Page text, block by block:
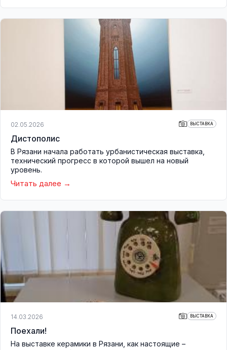
02.05.2026 ВЫСТАВКА
Дистополис
В Рязани начала работать урбанистическая выставка,
технический прогресс в которой вышел на новый
уровень.
Читать далее
14.03.2026 ВЫСТАВКА
Поехали!
На выставке керамики в Рязани, как настоящие –